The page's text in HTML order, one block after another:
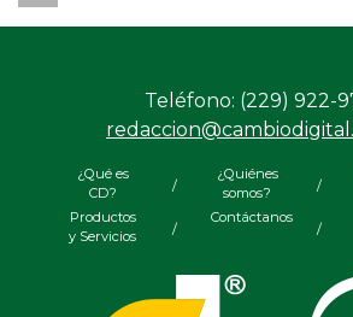
Teléfono: (229) 922-
¿Qué es
CD?
/
¿Quiénes
somos?
/
Productos
y Servicios
/
Contáctanos
/